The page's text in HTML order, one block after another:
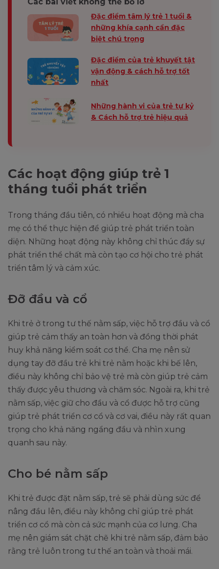
Đặc điểm tâm lý trẻ 1 tuổi &
những khía cạnh cần đặc
biệt chú trọng
Đặc điểm của trẻ khuyết tật
vận động & cách hỗ trợ tốt
nhất
Những hành vi của trẻ tự kỷ
& Cách hỗ trợ trẻ hiệu quả
Các hoạt động giúp trẻ 1
tháng tuổi phát triển
Trong tháng đầu tiên, có nhiều hoạt động mà cha
mẹ có thể thực hiện để giúp trẻ phát triển toàn
diện. Những hoạt động này không chỉ thúc đẩy sự
phát triển thể chất mà còn tạo cơ hội cho trẻ phát
triển tâm lý và cảm xúc.
Đỡ đầu và cổ
Khi trẻ ở trong tư thế nằm sấp, việc hỗ trợ đầu và cổ
giúp trẻ cảm thấy an toàn hơn và đồng thời phát
huy khả năng kiểm soát cơ thể. Cha mẹ nên sử
dụng tay đỡ đầu trẻ khi trẻ nằm hoặc khi bế lên,
điều này không chỉ bảo vệ trẻ mà còn giúp trẻ cảm
thấy được yêu thương và chăm sóc. Ngoài ra, khi trẻ
nằm sấp, việc giữ cho đầu và cổ được hỗ trợ cũng
giúp trẻ phát triển cơ cổ và cơ vai, điều này rất quan
trọng cho khả năng ngẩng đầu và nhìn xung
quanh sau này.
Cho bé nằm sấp
Khi trẻ được đặt nằm sấp, trẻ sẽ phải dùng sức để
nâng đầu lên, điều này không chỉ giúp trẻ phát
triển cơ cổ mà còn cả sức mạnh của cơ lưng. Cha
mẹ nên giám sát chặt chẽ khi trẻ nằm sấp, đảm bảo
rằng trẻ luôn trong tư thế an toàn và thoải mái.